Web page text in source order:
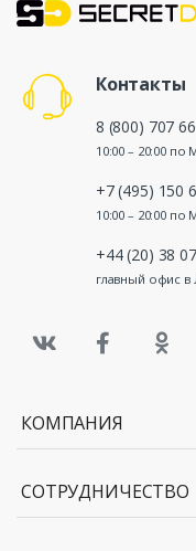
Контакты
8 (800) 707
10:00 – 20:00
+7 (495) 150
10:00 – 20:00 по
+44 (20) 38
главный офис
КОМПАНИЯ
СОТРУДНИЧЕСТВО